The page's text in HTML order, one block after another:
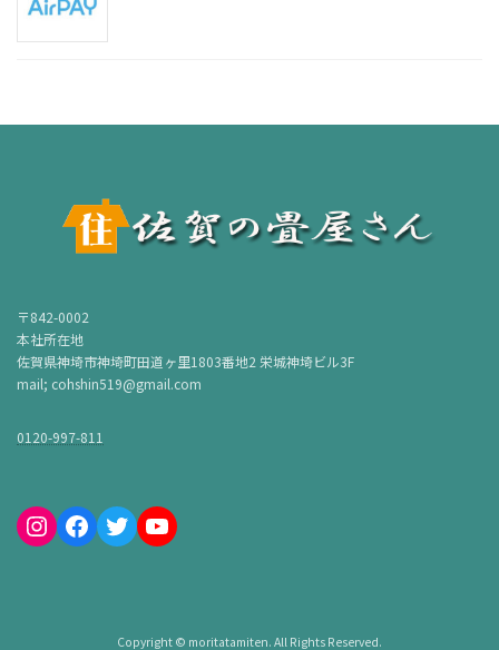
〒842-0002
本社所在地
佐賀県神埼市神埼町田道ヶ里1803番地2 栄城神埼ビル3F
mail; cohshin519@gmail.com
0120-997-811
Instagram
Facebook
TwitterYouTube
Copyright © moritatamiten. All Rights Reserved.